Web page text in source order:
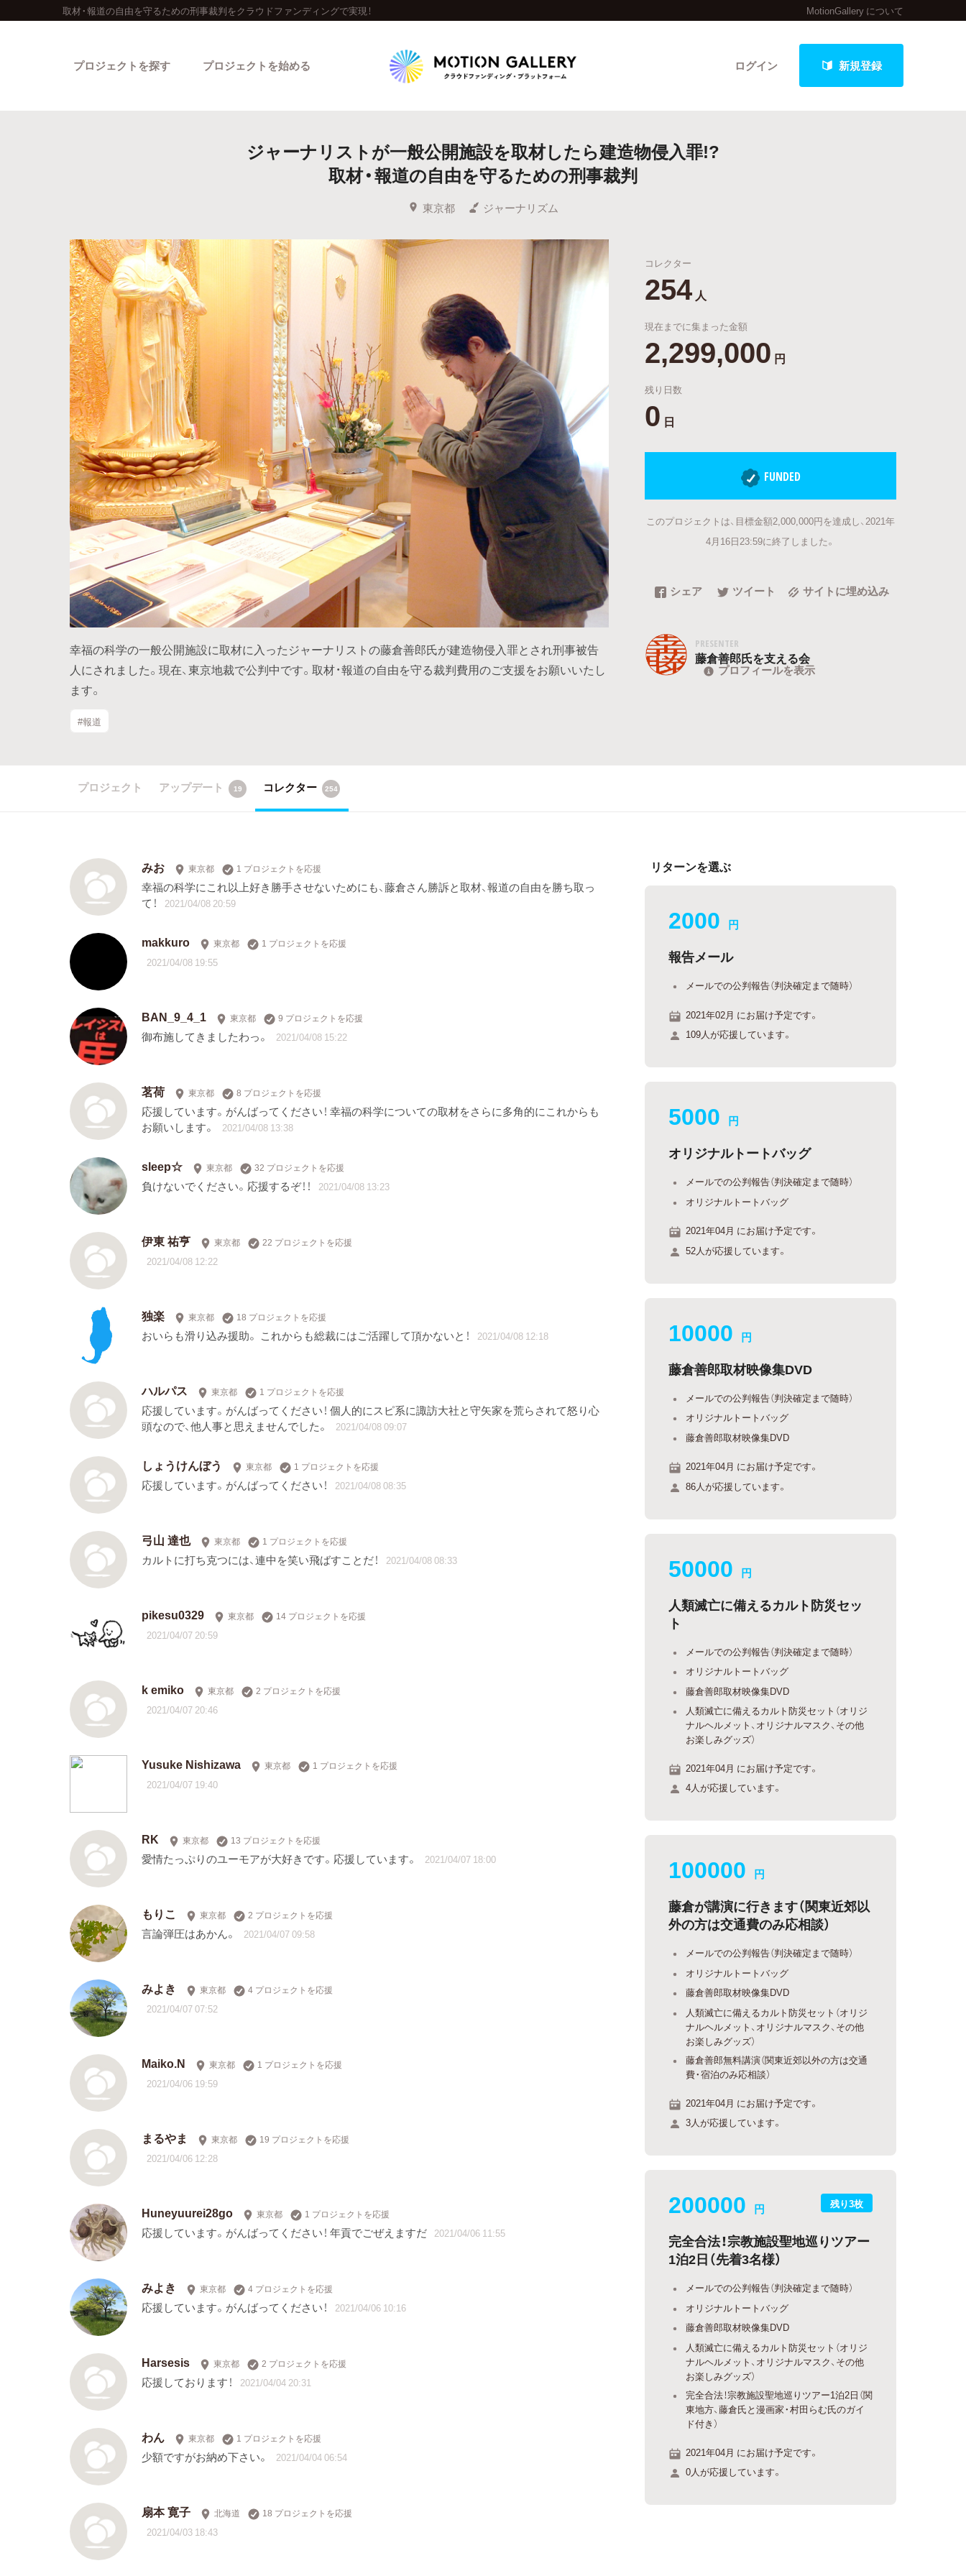
取材・報道の自由を守るための刑事裁判をクラウドファンディングで実現！ MotionGallery について
ログイン 新規登録
プロジェクトを探す
人気のプロジェクト 新着プロジェクト 終了間近のプロジェクト
Feature
カテゴリーから探す タグから探す キュレーターから探す 特集から探す
Legendary
最新達成プロジェクト 調達額が大きいプロジェクト
プロジェクトを始める
ジャーナリストが一般公開施設を取材したら建造物侵入罪!?
取材・報道の自由を守るための刑事裁判
東京都 ジャーナリズム
幸福の科学の一般公開施設に取材に入ったジャーナリストの藤倉善郎氏が建造物侵入罪とされ刑事被告
人にされました。現在、東京地裁で公判中です。取材・報道の自由を守る裁判費用のご支援をお願いいたし
ます。
#報道
コレクター
254 人
現在までに集まった金額
2,299,000 円
残り日数
0 日
FUNDED
このプロジェクトは、目標金額2,000,000円を達成し、2021年
4月16日23:59に終了しました。
シェア ツイート サイトに埋め込み
PRESENTER
藤倉善郎氏を支える会
プロフィールを表示
プロジェクト アップデート 19 コレクター 254
みお 東京都 1 プロジェクトを応援
幸福の科学にこれ以上好き勝手させないためにも、藤倉さん勝訴と取材、報道の自由を勝ち取っ
て！
2021/04/08 20:59
makkuro 東京都 1 プロジェクトを応援
2021/04/08 19:55
BAN_9_4_1 東京都 9 プロジェクトを応援
御布施してきましたわっ。 2021/04/08 15:22
茗荷 東京都 8 プロジェクトを応援
応援しています。がんばってください！ 幸福の科学についての取材をさらに多角的にこれからも
お願いします。
2021/04/08 13:38
sleep☆ 東京都 32 プロジェクトを応援
負けないでください。応援するぞ！！ 2021/04/08 13:23
伊東 祐亨 東京都 22 プロジェクトを応援
2021/04/08 12:22
独楽 東京都 18 プロジェクトを応援
おいらも滑り込み援助。 これからも総裁にはご活躍して頂かないと！ 2021/04/08 12:18
ハルパス 東京都 1 プロジェクトを応援
応援しています。がんばってください！ 個人的にスピ系に諏訪大社と守矢家を荒らされて怒り心
頭なので、他人事と思えませんでした。
2021/04/08 09:07
しょうけんぼう 東京都 1 プロジェクトを応援
応援しています。がんばってください！ 2021/04/08 08:35
弓山 達也 東京都 1 プロジェクトを応援
カルトに打ち克つには、連中を笑い飛ばすことだ！ 2021/04/08 08:33
pikesu0329 東京都 14 プロジェクトを応援
2021/04/07 20:59
k emiko 東京都 2 プロジェクトを応援
2021/04/07 20:46
Yusuke Nishizawa 東京都 1 プロジェクトを応援
2021/04/07 19:40
RK 東京都 13 プロジェクトを応援
愛情たっぷりのユーモアが大好きです。応援しています。 2021/04/07 18:00
もりこ 東京都 2 プロジェクトを応援
言論弾圧はあかん。 2021/04/07 09:58
みよき 東京都 4 プロジェクトを応援
2021/04/07 07:52
Maiko.N 東京都 1 プロジェクトを応援
2021/04/06 19:59
まるやま 東京都 19 プロジェクトを応援
2021/04/06 12:28
Huneyuurei28go 東京都 1 プロジェクトを応援
応援しています。がんばってください！ 年貢でごぜえますだ 2021/04/06 11:55
みよき 東京都 4 プロジェクトを応援
応援しています。がんばってください！ 2021/04/06 10:16
Harsesis 東京都 2 プロジェクトを応援
応援しております！ 2021/04/04 20:31
わん 東京都 1 プロジェクトを応援
少額ですがお納め下さい。 2021/04/04 06:54
扇本 寛子 北海道 18 プロジェクトを応援
2021/04/03 18:43
リターンを選ぶ
2000 円
報告メール
メールでの公判報告（判決確定まで随時）
2021年02月 にお届け予定です。
109人が応援しています。
5000 円
オリジナルトートバッグ
メールでの公判報告（判決確定まで随時）
オリジナルトートバッグ
2021年04月 にお届け予定です。
52人が応援しています。
10000 円
藤倉善郎取材映像集DVD
メールでの公判報告（判決確定まで随時）
オリジナルトートバッグ
藤倉善郎取材映像集DVD
2021年04月 にお届け予定です。
86人が応援しています。
50000 円
人類滅亡に備えるカルト防災セッ
ト
メールでの公判報告（判決確定まで随時）
オリジナルトートバッグ
藤倉善郎取材映像集DVD
人類滅亡に備えるカルト防災セット（オリジ
ナルヘルメット、オリジナルマスク、その他
お楽しみグッズ）
2021年04月 にお届け予定です。
4人が応援しています。
100000 円
藤倉が講演に行きます（関東近郊以
外の方は交通費のみ応相談）
メールでの公判報告（判決確定まで随時）
オリジナルトートバッグ
藤倉善郎取材映像集DVD
人類滅亡に備えるカルト防災セット（オリジ
ナルヘルメット、オリジナルマスク、その他
お楽しみグッズ）
藤倉善郎無料講演（関東近郊以外の方は交通
費・宿泊のみ応相談）
2021年04月 にお届け予定です。
3人が応援しています。
残り3枚
200000 円
完全合法！宗教施設聖地巡りツアー
1泊2日（先着3名様）
メールでの公判報告（判決確定まで随時）
オリジナルトートバッグ
藤倉善郎取材映像集DVD
人類滅亡に備えるカルト防災セット（オリジ
ナルヘルメット、オリジナルマスク、その他
お楽しみグッズ）
完全合法！宗教施設聖地巡りツアー1泊2日（関
東地方、藤倉氏と漫画家・村田らむ氏のガイ
ド付き）
2021年04月 にお届け予定です。
0人が応援しています。